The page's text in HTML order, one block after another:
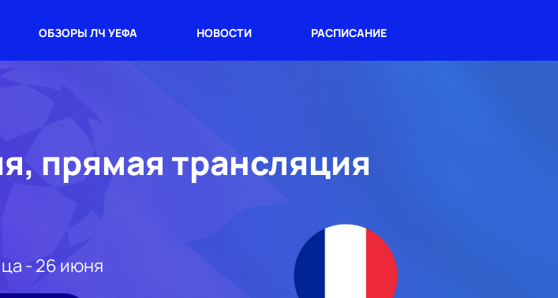
ОБЗОРЫ ЛЧ УЕФА НОВОСТИ РАСПИСАНИЕ
прямая трансляция
- 26 июня